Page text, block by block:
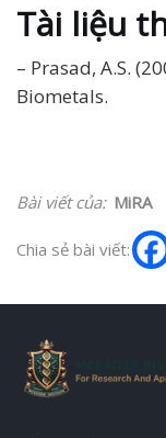
Tài liệu
– Prasad, A.S.
Biometals.
Bài viết của: MiRA
Chia sẻ bài viết: